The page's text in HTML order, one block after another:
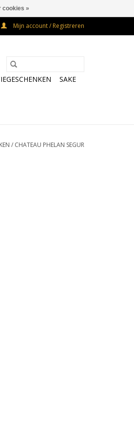
Mijn account / Registreren
SAKE
/ CHATEAU PHELAN SEGUR
cookies »